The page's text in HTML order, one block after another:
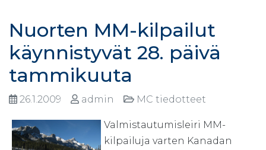
Nuorten MM-kilpailut
käynnistyvät 28. päivä
tammikuuta
26.1.2009 admin MC tiedotteet
Valmistautumisleiri MM-
kilpailuja varten Kanadan